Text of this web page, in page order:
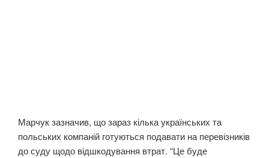
Марчук зазначив, що зараз кілька українських та
польських компаній готуються подавати на перевізників
до суду щодо відшкодування втрат. “Це буде